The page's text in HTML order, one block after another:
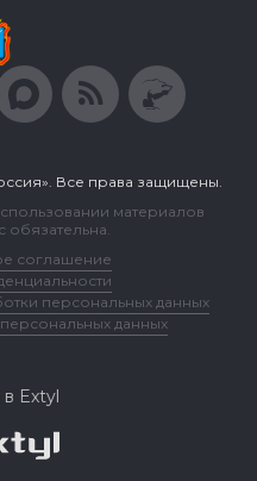
Все права защищены.
материалов
обязательна.
соглашение
персональных данных
данных
Extyl